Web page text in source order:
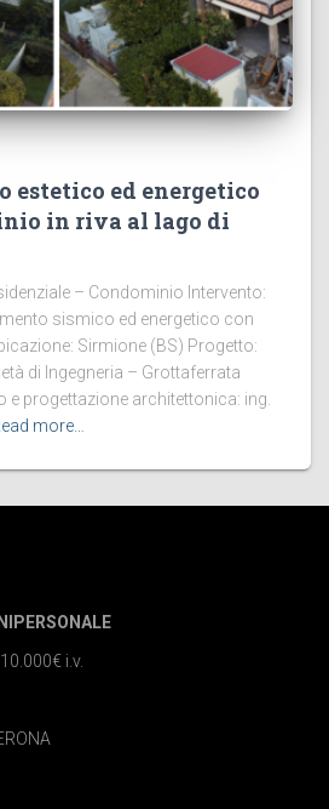
estetico ed energetico
in riva al lago di
– Condominio Intervento:
sismico ed energetico con
Sirmione (BS) Progetto:
di Ingegneria – Grottaferrata
e progettazione architettonica: ing.
more…
i.v.